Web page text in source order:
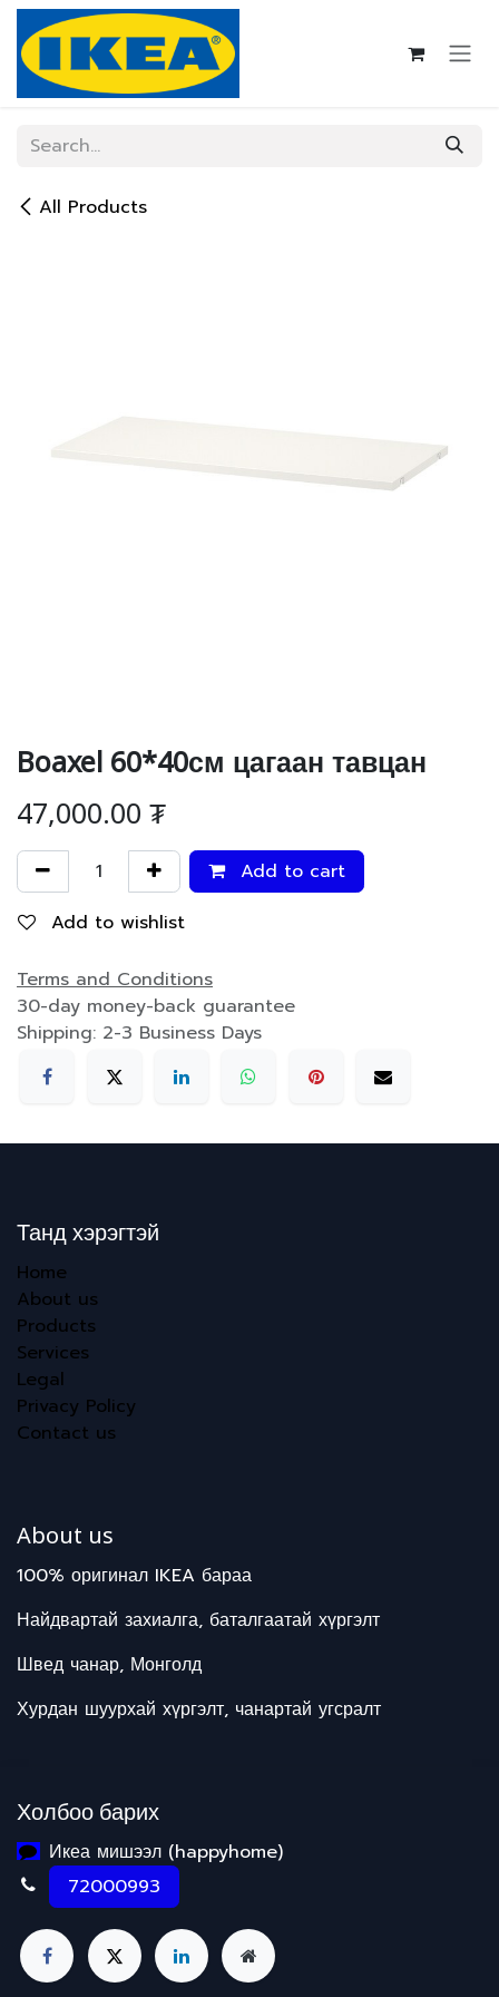
Skip to Content
All Products
Boaxel 60*40см цагаан тавцан
47,000.00₮
Add to cart
Add to wishlist
Terms and Conditions
30-day money-back guarantee
Shipping: 2-3 Business Days
Танд хэрэгтэй
Home
About us
Products
Services
Legal
Privacy Policy
Contact us
About us
100% оригинал IKEA бараа
Найдвартай захиалга, баталгаатай хүргэлт
Швед чанар, Монголд
Хурдан шуурхай хүргэлт, чанартай угсралт
Холбоо барих
Икеа мишээл (happyhome)
72000993